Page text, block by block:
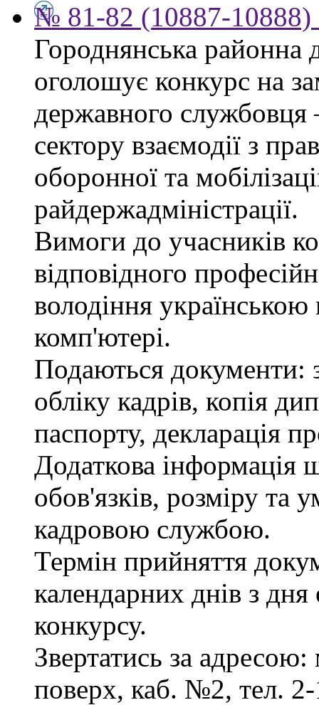
№ 81-82 (10887-10888)
Городнянська районна
оголошує конкурс на
державного службовця
сектору взаємодії з
оборонної та
райдержадміністрації.
Вимоги до учасників
відповідного
володіння
комп'ютері.
Подаються документи:
обліку кадрів, копія
паспорту, декларація
Додаткова інформація
обов'язків, розміру та
кадровою службою.
Термін прийняття
календарних днів з
конкурсу.
Звертатись за
поверх, каб. №2, тел.